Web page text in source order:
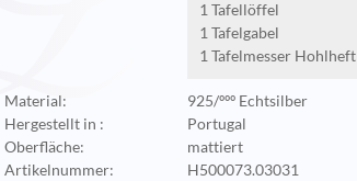
1 Tafellöffel
1 Tafelgabel
1 Tafelmesser Hohlheft
Material:
925/ººº Echtsilber
Hergestellt in :
Portugal
Oberfläche:
mattiert
Artikelnummer:
H500073.03031